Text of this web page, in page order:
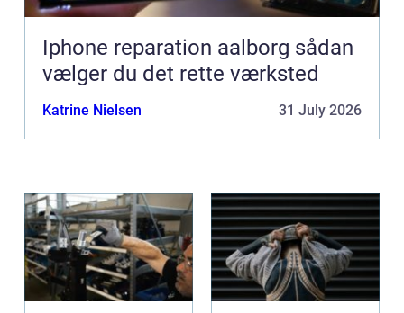
Iphone reparation aalborg sådan
vælger du det rette værksted
Katrine Nielsen 31 July 2026